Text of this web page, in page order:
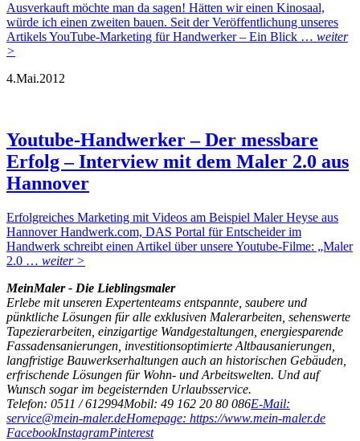
Ausverkauft möchte man da sagen! Hätten wir einen Kinosaal,
würde ich einen zweiten bauen. Seit der Veröffentlichung unseres
Artikels YouTube-Marketing für Handwerker – Ein Blick … weiter
>
4.Mai.2012
Youtube-Handwerker – Der messbare
Erfolg – Interview mit dem Maler 2.0 aus
Hannover
Erfolgreiches Marketing mit Videos am Beispiel Maler Heyse aus
Hannover Handwerk.com, DAS Portal für Entscheider im
Handwerk schreibt einen Artikel über unsere Youtube-Filme: „Maler
2.0 … weiter >
MeinMaler - Die Lieblingsmaler
Erlebe mit unseren Expertenteams entspannte, saubere und
pünktliche Lösungen für alle exklusiven Malerarbeiten, sehenswerte
Tapezierarbeiten, einzigartige Wandgestaltungen, energiesparende
Fassadensanierungen, investitionsoptimierte Altbausanierungen,
langfristige Bauwerkserhaltungen auch an historischen Gebäuden,
erfrischende Lösungen für Wohn- und Arbeitswelten. Und auf
Wunsch sogar im begeisternden Urlaubsservice.
Telefon: 0511 / 612994Mobil: 49 162 20 80 086E-Mail:
service@mein-maler.deHomepage: https://www.mein-maler.de
FacebookInstagramPinterest